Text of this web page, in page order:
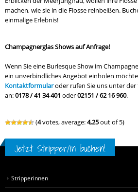
machen, wie sie in die Flosse reinbeißen.
einmalige Erlebnis!
Champagnerglas Shows auf Anfrage!
Wenn Sie eine Burlesque Show im
ein unverbindliches Angebot einholen
Kontaktformularoder rufen Sie uns unter
an:0178 / 41 34 401 oder02151 / 62 16 960.
(4votes, average:4,25out of 5)
Jetzt Stripper/in buchen!
Stripperinnen